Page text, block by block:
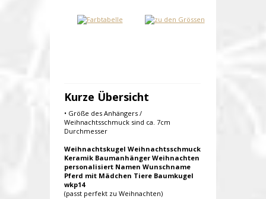
Kurze Übersicht
• Größe des Anhängers /
Weihnachtsschmuck sind ca. 7cm
Durchmesser
Weihnachtskugel Weihnachtsschmuck
Keramik Baumanhänger Weihnachten
personalisiert Namen Wunschname
Pferd mit Mädchen Tiere Baumkugel
wkp14
(passt perfekt zu Weihnachten)